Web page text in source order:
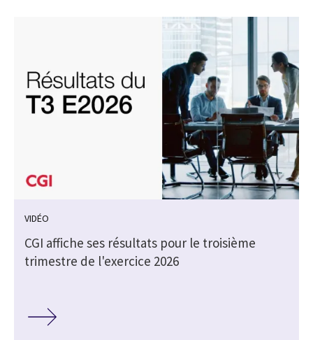
VIDÉO
CGI affiche ses résultats pour le troisième
trimestre de l'exercice 2026